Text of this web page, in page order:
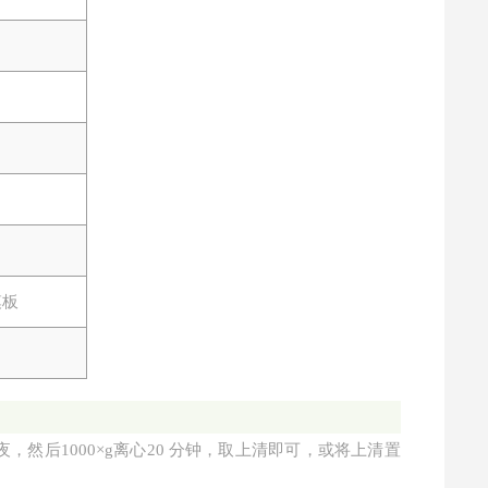
，然后1000×g离心20 分钟，取上清即可，或将上清置